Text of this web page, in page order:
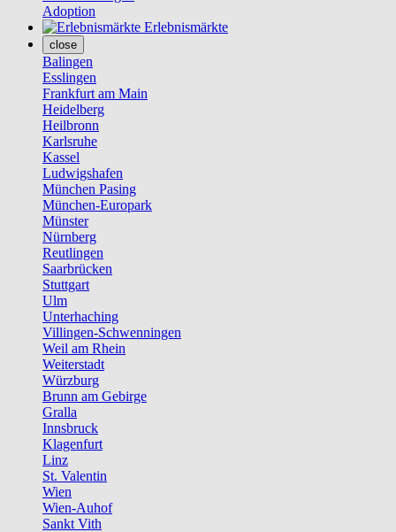
Adoption
Erlebnismärkte
close
Balingen
Esslingen
Frankfurt am Main
Heidelberg
Heilbronn
Karlsruhe
Kassel
Ludwigshafen
München Pasing
München-Europark
Münster
Nürnberg
Reutlingen
Saarbrücken
Stuttgart
Ulm
Unterhaching
Villingen-Schwenningen
Weil am Rhein
Weiterstadt
Würzburg
Brunn am Gebirge
Gralla
Innsbruck
Klagenfurt
Linz
St. Valentin
Wien
Wien-Auhof
Sankt Vith